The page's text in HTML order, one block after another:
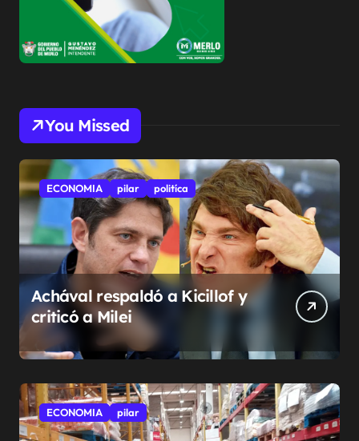
You Missed
ECONOMIA pilar politíca
Achával respaldó a Kicillof y
criticó a Milei
ECONOMIA pilar